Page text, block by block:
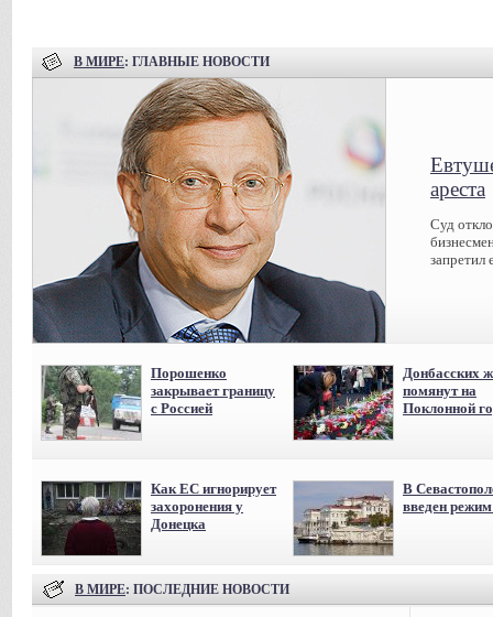
В МИРЕ: ГЛАВНЫЕ НОВОСТИ
ареста
Суд
запретил
Порошенко
закрывает границу
с Россией
Донбасских
помянут на
Поклонной
Как ЕС игнорирует
захоронения у
Донецка
В
введен
В МИРЕ: ПОСЛЕДНИЕ НОВОСТИ